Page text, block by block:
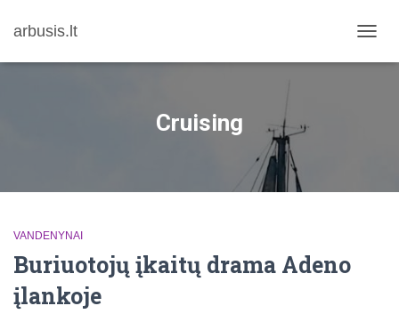
arbusis.lt
Cruising
VANDENYNAI
Buriuotojų įkaitų drama Adeno
įlankoje